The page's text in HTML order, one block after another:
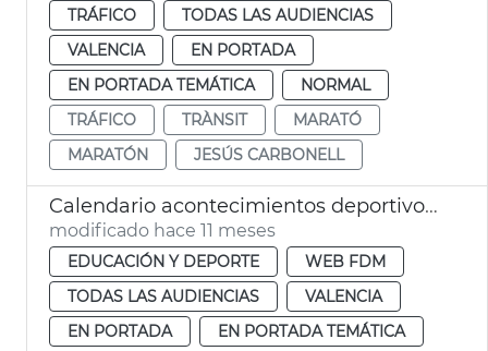
TRÁFICO
TODAS LAS AUDIENCIAS
VALENCIA
EN PORTADA
EN PORTADA TEMÁTICA
NORMAL
TRÁFICO
TRÀNSIT
MARATÓ
MARATÓN
JESÚS CARBONELL
Calendario acontecimientos deportivos 2025 y 2026 València
modificado hace 11 meses
EDUCACIÓN Y DEPORTE
WEB FDM
TODAS LAS AUDIENCIAS
VALENCIA
EN PORTADA
EN PORTADA TEMÁTICA